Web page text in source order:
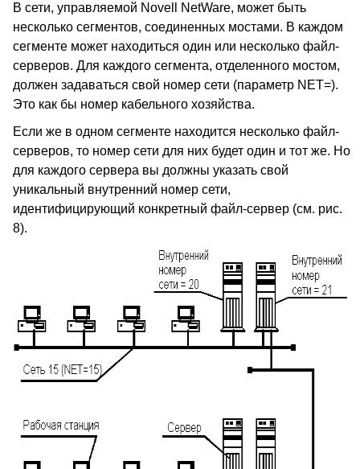
В сети, управляемой Novell NetWare, может быть
несколько сегментов, соединенных мостами. В каждом
сегменте может находиться один или несколько файл-
серверов. Для каждого сегмента, отделенного мостом,
должен задаваться свой номер сети (параметр NET=).
Это как бы номер кабельного хозяйства.
Если же в одном сегменте находится несколько файл-
серверов, то номер сети для них будет один и тот же. Но
для каждого сервера вы должны указать свой
уникальный внутренний номер сети,
идентифицирующий конкретный файл-сервер (см. рис.
8).